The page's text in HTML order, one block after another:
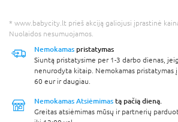
* www.babycity.lt prieš akciją galiojusi įprastinė
Nuolaidos nesumuojamos.
Nemokamas pristatymas
Siuntą pristatysime per 1-3 darbo dienas,
nenurodyta kitaip. Nemokamas pristatymas
60 eur ir daugiau.
Nemokamas Atsiėmimas tą pačią dieną.
Greitas atsiėmimas mūsų ir partnerių